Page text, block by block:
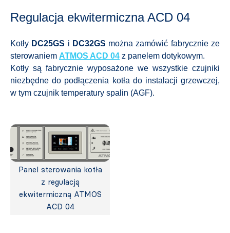
Regulacja ekwitermiczna ACD 04
Kotły DC25GS i DC32GS można zamówić fabrycznie ze
sterowaniem ATMOS ACD 04 z panelem dotykowym.
Kotły są fabrycznie wyposażone we wszystkie czujniki
niezbędne do podłączenia kotła do instalacji grzewczej,
w tym czujnik temperatury spalin (AGF).
Panel sterowania kotła
z regulacją
ekwitermiczną ATMOS
ACD 04